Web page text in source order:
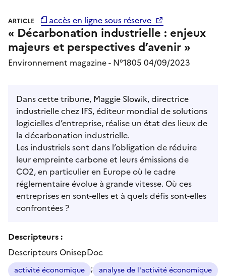
accès en ligne sous réserve
ARTICLE
« Décarbonation industrielle : enjeux
majeurs et perspectives d’avenir »
Environnement magazine - N°1805 04/09/2023
Dans cette tribune, Maggie Slowik, directrice
industrielle chez IFS, éditeur mondial de solutions
logicielles d’entreprise, réalise un état des lieux de
la décarbonation industrielle.
Les industriels sont dans l’obligation de réduire
leur empreinte carbone et leurs émissions de
CO2, en particulier en Europe où le cadre
réglementaire évolue à grande vitesse. Où ces
entreprises en sont-elles et à quels défis sont-elles
confrontées ?
Descripteurs :
Descripteurs OnisepDoc
activité économique ; analyse de l'activité économique